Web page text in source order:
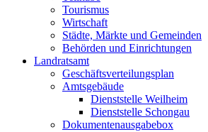
Tourismus
Wirtschaft
Städte, Märkte und Gemeinden
Behörden und Einrichtungen
Landratsamt
Geschäftsverteilungsplan
Amtsgebäude
Dienststelle Weilheim
Dienststelle Schongau
Dokumentenausgabebox